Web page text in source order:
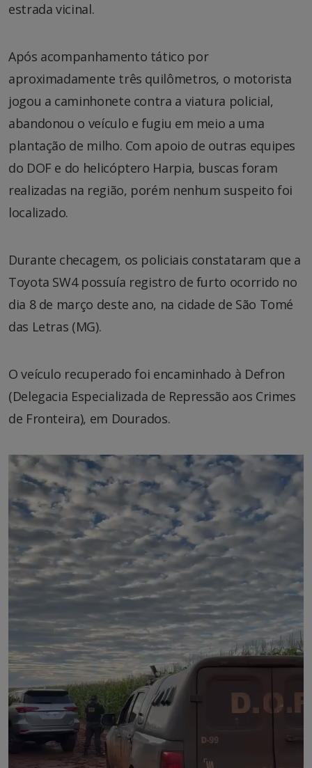
estrada vicinal.
Após acompanhamento tático por
aproximadamente três quilômetros, o motorista
jogou a caminhonete contra a viatura policial,
abandonou o veículo e fugiu em meio a uma
plantação de milho. Com apoio de outras equipes
do DOF e do helicóptero Harpia, buscas foram
realizadas na região, porém nenhum suspeito foi
localizado.
Durante checagem, os policiais constataram que a
Toyota SW4 possuía registro de furto ocorrido no
dia 8 de março deste ano, na cidade de São Tomé
das Letras (MG).
O veículo recuperado foi encaminhado à Defron
(Delegacia Especializada de Repressão aos Crimes
de Fronteira), em Dourados.